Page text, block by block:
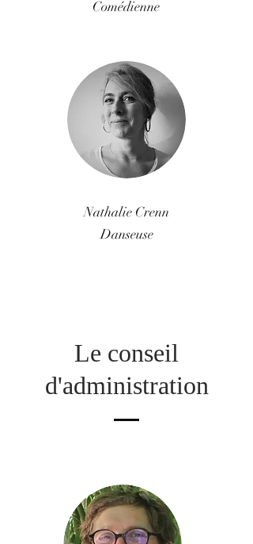
Comédienne
Nathalie Crenn
Danseuse
Le conseil
d'administration